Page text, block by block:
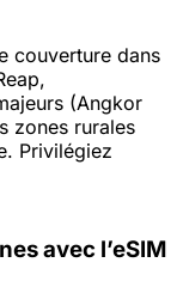
couverture dans
(Angkor
zones rurales
Privilégiez
avec l’eSIM